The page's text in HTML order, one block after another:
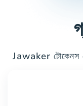
Jawaker টোকেনস